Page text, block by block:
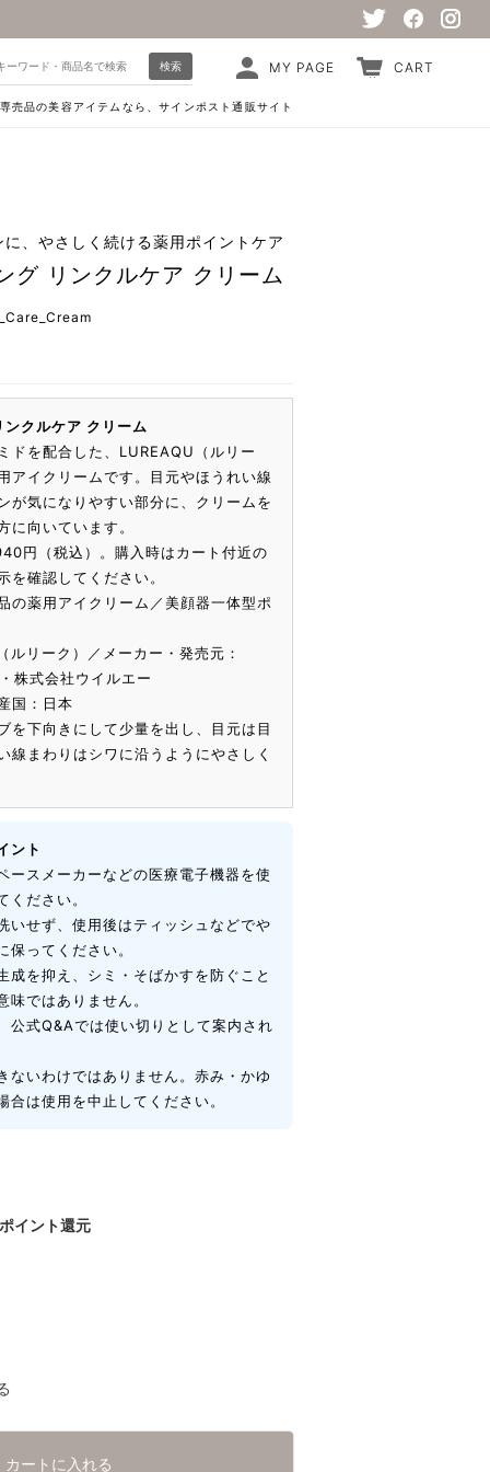
検索 MY PAGE CART
売品の美容アイテムなら、サインポスト通販サイト
、やさしく続ける薬用ポイントケア
グ リンクルケア クリーム
クルケア クリーム
ドを配合した、LUREAQU（ルリー
アイクリームです。目元やほうれい線
が気になりやすい部分に、クリームを
に向いています。
円（税込）。購入時はカート付近の
を確認してください。
の薬用アイクリーム／美顔器一体型ポ
ルリーク）／メーカー・発売元：
株式会社ウイルエー
国：日本
を下向きにして少量を出し、目元は目
線まわりはシワに沿うようにやさしく
ント
ースメーカーなどの医療電子機器を使
ください。
いせず、使用後はティッシュなどでや
保ってください。
成を抑え、シミ・そばかすを防ぐこと
味ではありません。
公式Q&Aでは使い切りとして案内され
ないわけではありません。赤み・かゆ
合は使用を中止してください。
ポイント還元
カートに入れる